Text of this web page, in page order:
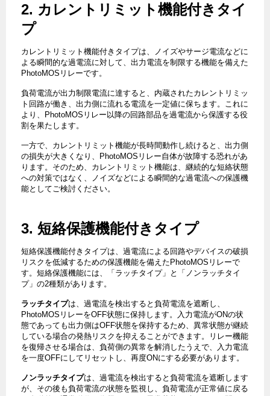
2. カレントリミット機能付きタイ
プ
カレントリミット機能付きタイプは、ノイズやサージ電流などに
よる瞬間的な過電流に対して、出力電流を制限する機能を備えた
PhotoMOSリレーです。
負荷電流が出力制限電流に達すると、内蔵されたカレントリミッ
ト回路が働き、出力側に流れる電流を一定値に保ちます。これに
より、PhotoMOSリレー以降の回路部品を過電流から保護する役
割を果たします。
一方で、カレントリミット機能が長時間動作し続けると、出力側
の損失が大きくなり、PhotoMOSリレー自体が故障する恐れがあ
ります。そのため、カレントリミット機能は、継続的な短絡状態
への対策ではなく、ノイズなどによる瞬間的な過電流への保護機
能としてご検討ください。
3. 短絡保護機能付きタイプ
短絡保護機能付きタイプは、過電流による回路やデバイスの破損
リスクを低減するための保護機能を備えたPhotoMOSリレーで
す。短絡保護機能には、「ラッチタイプ」と「ノンラッチタイ
プ」の2種類があります。
ラッチタイプは、過電流を検出すると負荷電流を遮断し、
PhotoMOSリレーをOFF状態に保持します。入力電流がONの状
態であっても出力側はOFF状態を保持するため、異常状態が継続
している場合の発熱リスクを抑えることができます。リレー機能
を復帰させる場合は、負荷側の異常を解消したうえで、入力電流
を一度OFFにしてリセットし、再度ONにする必要があります。
ノンラッチタイプは、過電流を検出すると負荷電流を遮断します
が、その後も負荷電流の状態を監視し、負荷電流が正常値に戻る